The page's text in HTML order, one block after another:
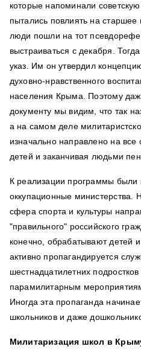
которые напоминали
пытались повлиять на
люди пошли на тот
выстраиваться с декабря.
указ. Им он утвердил
духовно-нравственного
населения Крыма. Поэтому
документу мы видим, что так
а на самом деле
изначально направлено на
детей и заканчивая людьми
К реализации программы были
оккупационные министерства.
сфера спорта и культуры
"правильного" российского
конечно, обрабатывают детей
активно пропагандируется
шестнадцатилетних
парамилитарным
Иногда эта пропаганда
школьников и даже
Милитаризация школ в